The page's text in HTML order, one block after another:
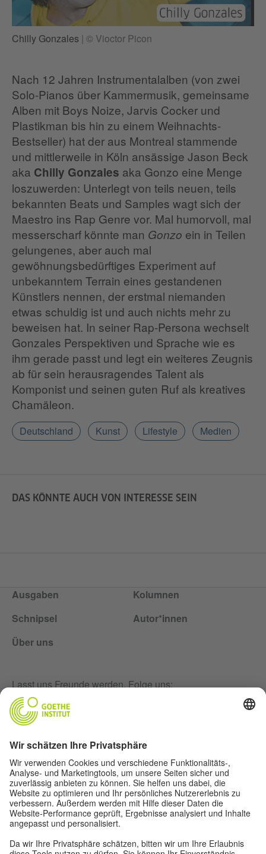
Chilly Gonzales | © Vioctor Picon
Nach 12 Jahren Instrumentalalben (von zwei
Solo-Pianos über Kammermusik, gemeinsame
Alben mit Boys Noize, Jarvis Cocker und
Plastikman bis hin zu einem Weihnachts-
Bestseller) hat der aus Montreal stammende
und mittlerweile in Köln ansässige Jason Beck
aka Chilly Gonzales aka Gonzo eine Menge
loszuwerden: Unterlegt von teils neuen, teils
bekannten Beats und Samples wagt sich der
Maestro ins Rap Genre vor. Mal humorvoll, mal
messerscharf könnte man Gonzo ein in Teilen
gelungenes, aber auch mal
gewöhnungsbedürftiges Experiment auf
unbekanntem Terrain eines gestandenen
Künstlers nennen, der erstmal niemanden
etwas schuldig ist und auch nichts mehr zu
beweisen hat. In seiner Rap-Persona wechselt
Gonzales Perspektiven und Sprache wie es
ihm gerade passt und legt ein weiteres Zeugnis
ab für sein herausragendes Talent als
Komponist und seinen guten Ruf als kreatives
Chamäleon.
Deutschland Kunst Lifestyle Medien
DAS KÖNNTE AUCH VON INTERESSE SEIN
Ausgaben
Kolumnen
Schnipsel
Autor*innen
Über uns
Newsletter
Impressum
Privatsphäre-Einstellungen
Datenschutz
Nutzungsbedingungen
Lasst uns Freunde werden. Folge uns: